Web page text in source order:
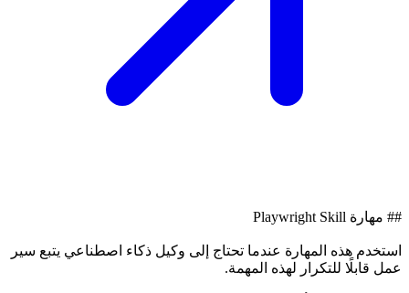
## مهارة Playwright Skill
استخدم هذه المهارة عندما تحتاج إلى وكيل ذكاء اصطناعي يتبع سير
عمل قابلًا للتكرار لهذه المهمة.